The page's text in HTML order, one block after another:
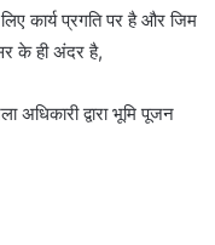
कार्य प्रगति पर है और जिम
के ही अंदर है,
अधिकारी द्वारा भूमि पूजन